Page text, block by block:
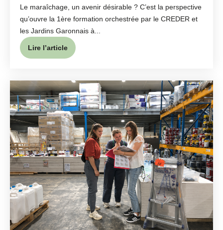
Le maraîchage, un avenir désirable ? C’est la perspective
qu’ouvre la 1ère formation orchestrée par le CREDER et
les Jardins Garonnais à...
Lire l’article